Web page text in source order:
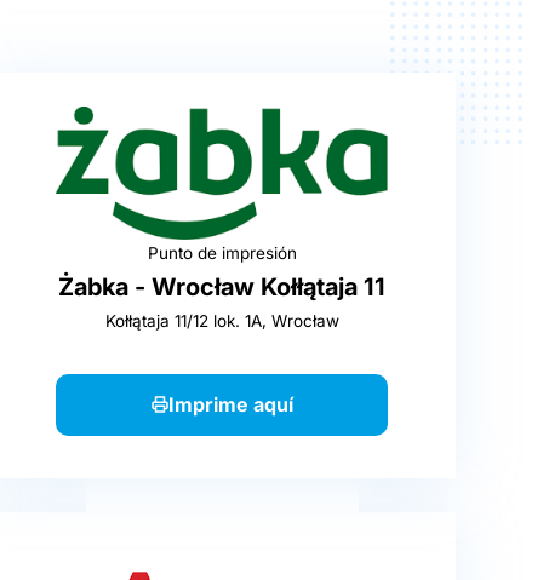
Punto de impresión
Żabka - Wrocław Kołłątaja 11
Kołłątaja 11/12 lok. 1A, Wrocław
Imprime aquí